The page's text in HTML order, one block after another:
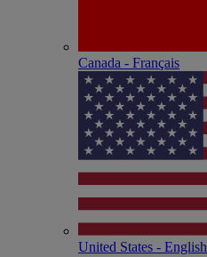
Canada - Français
United States - English